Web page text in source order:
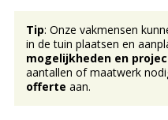
Tip: Onze vakmensen
in de tuin plaatsen en
mogelijkheden en
aantallen of maatwerk
offerte aan.